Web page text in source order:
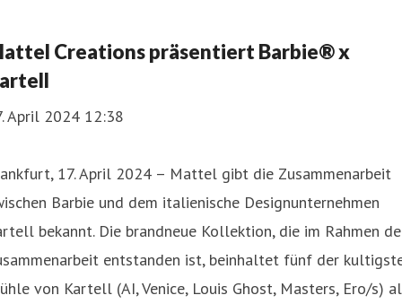
Creations präsentiert Barbie® x
April 2024 12:38
17. April 2024 – Mattel gibt die Zusammenarbeit
Barbie und dem italienische Designunternehmen
bekannt. Die brandneue Kollektion, die im Rahmen
entstanden ist, beinhaltet fünf der
von Kartell (AI, Venice, Louis Ghost, Masters, Ero/s)